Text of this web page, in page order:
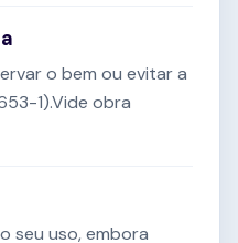
o bem ou evitar a
1).Vide obra
seu uso, embora